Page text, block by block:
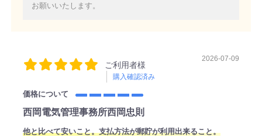
お願いいたします。
ご利用者様
購入確認済み
2026-07-09
価格について
西岡電気管理事務所西岡忠則
他と比べて安いこと。支払方法が郵貯が利用出来ること。